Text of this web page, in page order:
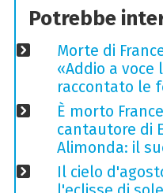
Potrebbe
Morte di
«Addio a voce
raccontato le
È morto
cantautore di
Alimonda: il
Il cielo